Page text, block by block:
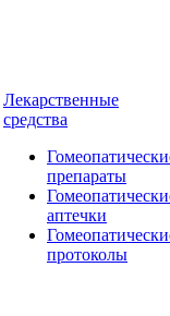
Лекарственные
средства
препараты
аптечки
протоколы